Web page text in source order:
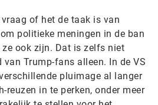
of het de taak is van
politieke meningen in de ban
ze ook zijn. Dat is zelfs niet
van Trump-fans alleen. In de VS
pluimage al langer
reuzen in te perken, onder meer